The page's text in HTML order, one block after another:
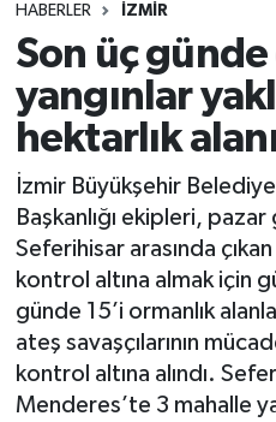
HABERLER İZMIR
Son üç günde
yangınlar
hektarlık
İzmir Büyükşehir
Başkanlığı ekipleri,
Seferihisar arasında çıkan
kontrol altına almak için
günde 15’i ormanlık
ateş savaşçılarının
kontrol altına alındı.
Menderes’te 3 mahalle
Tüm Manşetler
Son Dakika Haberleri
Haber Arşivi